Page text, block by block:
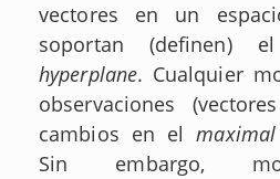
vectores en un
soportan (definen)
hyperplane. Cualquier
observaciones
cambios en el
Sin embargo,